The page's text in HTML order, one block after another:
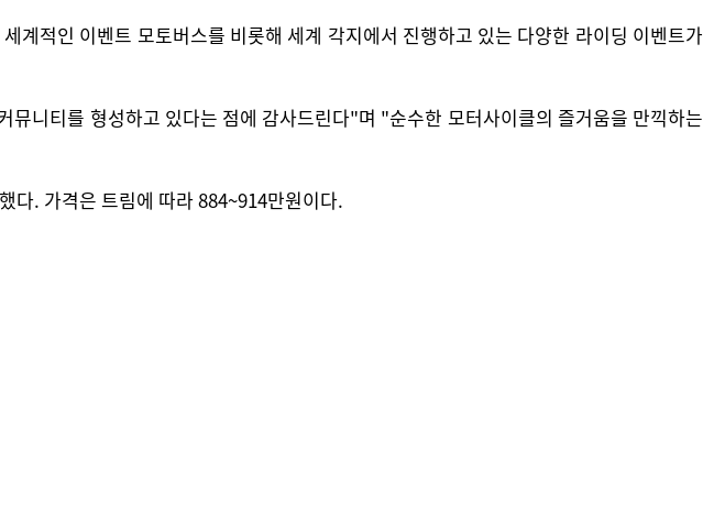
계적인 이벤트 모토버스를 비롯해 세계 각지에서 진행하고 있는 다양한 라이딩 이벤트가
니티를 형성하고 있다는 점에 감사드린다"며 "순수한 모터사이클의 즐거움을 만끽하는
다. 가격은 트림에 따라 884~914만원이다.